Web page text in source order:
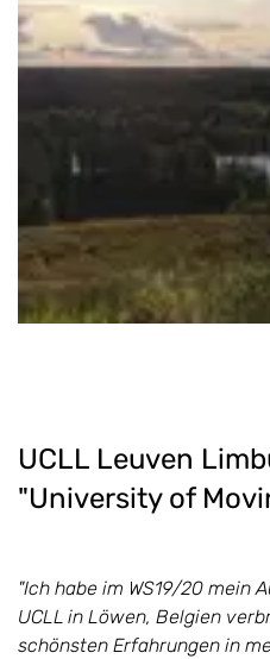
UCLL Leuven
"University of
"Ich habe im WS19/20 mein
UCLL in Löwen, Belgien
schönsten Erfahrungen in